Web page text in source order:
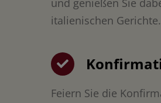
und genießen Sie
italienischen Gerichte.
Feiern Sie die